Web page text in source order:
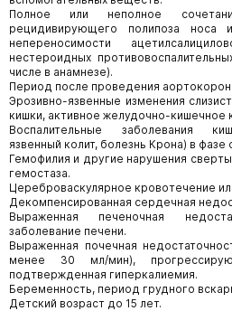
Полное или неполное
рецидивирующего полипоза носа
непереносимости
нестероидных
числе в анамнезе).
Период после проведения
Эрозивно-язвенные изменения
кишки, активное желудочно-кишечное
Воспалительные заболевания
язвенный колит, болезнь Крона) в фазе
Гемофилия и другие нарушения
гемостаза.
Цереброваскулярное кровотечение
Декомпенсированная сердечная
Выраженная печеночная
заболевание печени.
Выраженная почечная
менее 30 мл/мин),
подтвержденная гиперкалиемия.
Беременность, период грудного
Детский возраст до 15 лет.